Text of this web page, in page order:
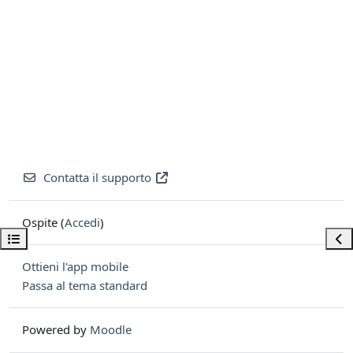
Apri indice del corso
Contatta il supporto
Ospite (Accedi)
Ottieni l'app mobile
Passa al tema standard
Powered by Moodle